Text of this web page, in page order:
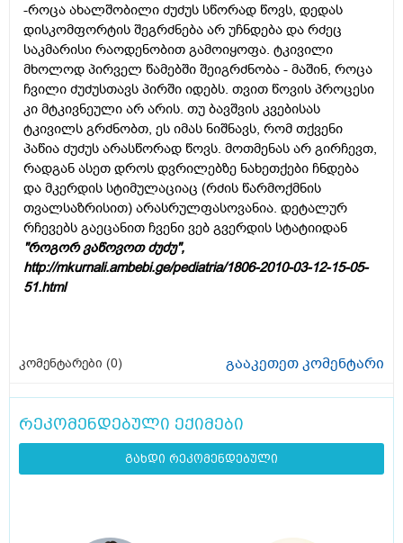
-როცა ახალშობილი ძუძუს სწორად წოვს, დედას
დისკომფორტის შეგრძნება არ უჩნდება და რძეც
საკმარისი რაოდენობით გამოიყოფა. ტკივილი
მხოლოდ პირველ წამებში შეიგრძნობა - მაშინ, როცა
ჩვილი ძუძუსთავს პირში იდებს. თვით წოვის პროცესი
კი მტკივნეული არ არის. თუ ბავშვის კვებისას
ტკივილს გრძნობთ, ეს იმას ნიშნავს, რომ თქვენი
პაწია ძუძუს არასწორად წოვს. მოთმენას არ გირჩევთ,
რადგან ასეთ დროს დვრილებზე ნახეთქები ჩნდება
და მკერდის სტიმულაციაც (რძის წარმოქმნის
თვალსაზრისით) არასრულფასოვანია. დეტალურ
რჩევებს გაეცანით ჩვენი ვებ გვერდის სტატიიდან
"როგორ ვაწოვოთ ძუძუ",
http://mkurnali.ambebi.ge/pediatria/1806-2010-03-12-15-05-
51.html
კომენტარები (0) გააკეთეთ კომენტარი
რეკომენდებული ექიმები
გახდი რეკომენდებული